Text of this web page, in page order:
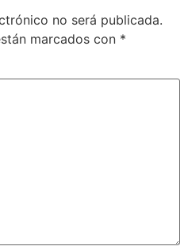
no será publicada.
marcados con *